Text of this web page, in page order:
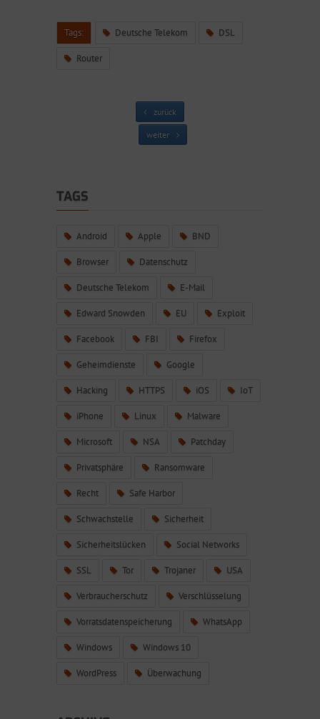
Tags: Deutsche Telekom DSL
Router
zurück
weiter
TAGS
Android Apple BND
Browser Datenschutz
Deutsche Telekom E-Mail
Edward Snowden EU Exploit
Facebook FBI Firefox
Geheimdienste Google
Hacking HTTPS iOS IoT
iPhone Linux Malware
Microsoft NSA Patchday
Privatsphäre Ransomware
Recht Safe Harbor
Schwachstelle Sicherheit
Sicherheitslücken Social Networks
SSL Tor Trojaner USA
Verbraucherschutz Verschlüsselung
Vorratsdatenspeicherung WhatsApp
Windows Windows 10
WordPress Überwachung